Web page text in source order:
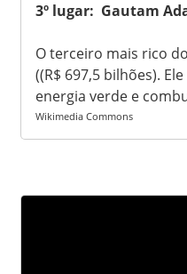
3º lugar: Gautam
O terceiro mais rico
((R$ 697,5 bilhões).
energia verde e
Wikimedia Commons